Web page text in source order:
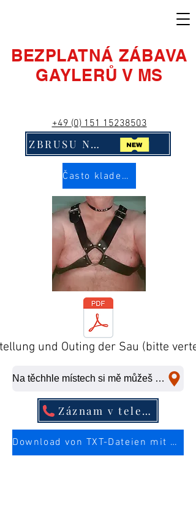
BEZPLATNÁ ZÁBAVA
GAYLERŮ V MS
+49 (0) 151 15238503
ZBRUSU NOVÉ! Klikni na mě!!
Často kladené otázky
und Outing der Sau (bitte
Na těchhle místech si mě můžeš ošukat na rychlo.
Záznam v telefonním seznamu
Download von TXT-Dateien mit mehr Infos über die Sau